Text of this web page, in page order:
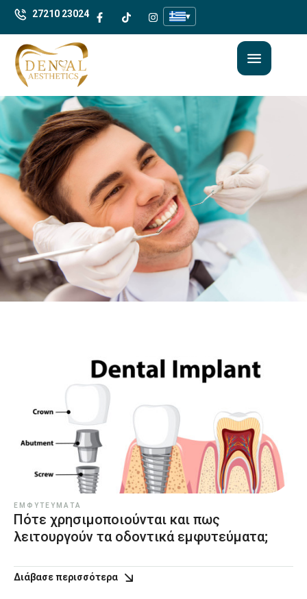
27210 23024 ▾
ΕΜΦΥΤΕΎΜΑΤΑ
Πότε χρησιμοποιούνται και πως
λειτουργούν τα οδοντικά εμφυτεύματα;
Διάβασε περισσότερα